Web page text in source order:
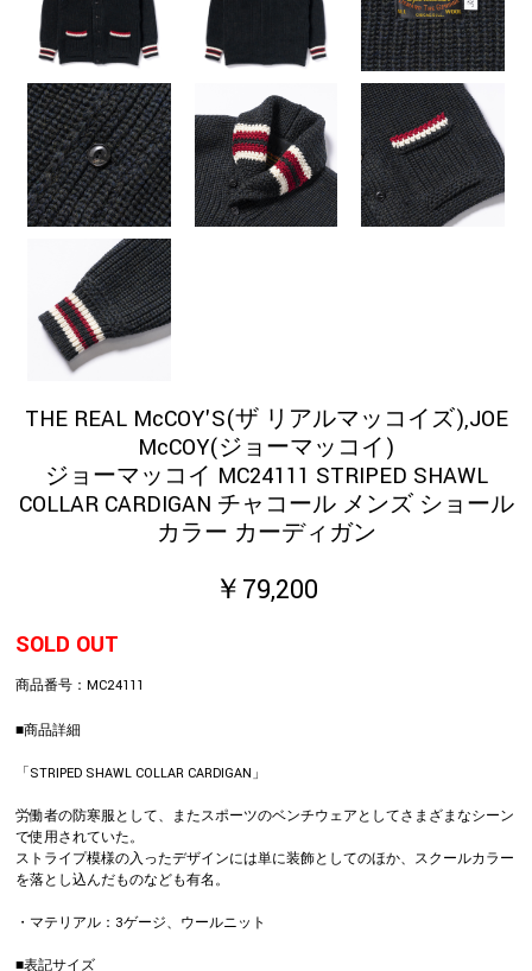
THE REAL McCOY'S(ザ リアルマッコイズ),JOE
McCOY(ジョーマッコイ)
ジョーマッコイ MC24111 STRIPED SHAWL
COLLAR CARDIGAN チャコール メンズ ショール
カラー カーディガン
￥79,200
SOLD OUT
商品番号：MC24111
■商品詳細
「STRIPED SHAWL COLLAR CARDIGAN」
労働者の防寒服として、またスポーツのベンチウェアとしてさまざまなシーン
で使用されていた。
ストライプ模様の入ったデザインには単に装飾としてのほか、スクールカラー
を落とし込んだものなども有名。
・マテリアル：3ゲージ、ウールニット
■表記サイズ